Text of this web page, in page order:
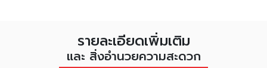
รายละเอียดเพิ่มเติม
และ สิ่งอำนวยความสะดวก